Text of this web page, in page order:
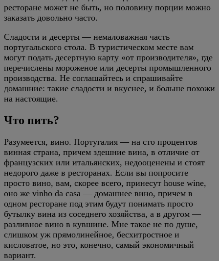
ресторане может не быть, но половину порции можно
заказать довольно часто.
Сладости и десерты — немаловажная часть
португальского стола. В туристическом месте вам
могут подать десертную карту «от производителя», где
перечислены мороженое или десерты промышленного
производства. Не соглашайтесь и спрашивайте
домашние: такие сладости и вкуснее, и больше похожи
на настоящие.
Что пить?
Разумеется, вино. Португалия — на сто процентов
винная страна, причем здешние вина, в отличие от
французских или итальянских, недооценены и стоят
недорого даже в ресторанах. Если вы попросите
просто вино, вам, скорее всего, принесут house wine,
оно же vinho da casa — домашнее вино, причем в
одном ресторане под этим будут понимать просто
бутылку вина из соседнего хозяйства, а в другом —
разливное вино в кувшине. Мне такое не по душе,
слишком уж прямолинейное, бесхитростное и
кисловатое, но это, конечно, самый экономичный
вариант.